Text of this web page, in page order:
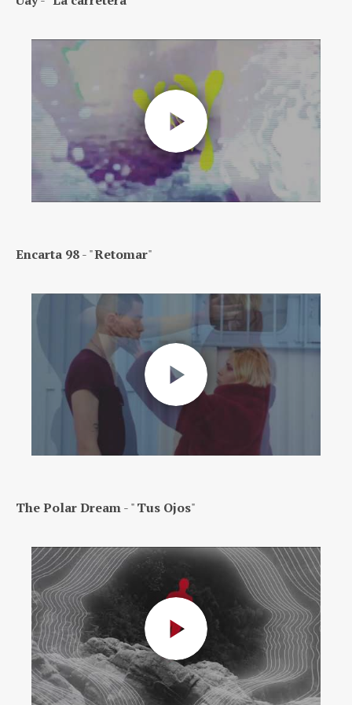
Encarta 98- "Retomar"
The Polar Dream- "Tus Ojos"